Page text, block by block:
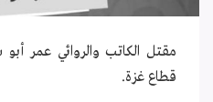
مقتل الكاتب والروائي عمر
قطاع غزة.